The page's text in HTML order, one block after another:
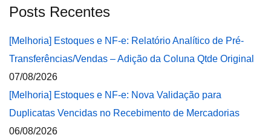
Posts Recentes
[Melhoria] Estoques e NF-e: Relatório Analítico de Pré-
Transferências/Vendas – Adição da Coluna Qtde Original
07/08/2026
[Melhoria] Estoques e NF-e: Nova Validação para
Duplicatas Vencidas no Recebimento de Mercadorias
06/08/2026